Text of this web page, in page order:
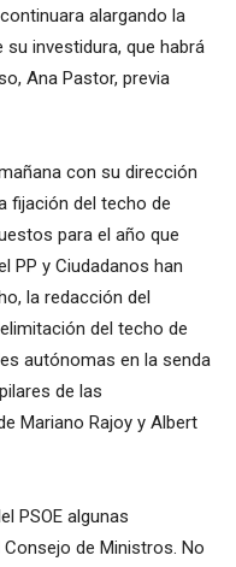
alargando la
investidura, que habrá
Ana Pastor, previa
con su dirección
fijación del techo de
para el año que
PP y Ciudadanos han
la redacción del
del techo de
autónomas en la senda
de las
Mariano Rajoy y Albert
PSOE algunas
de Ministros. No